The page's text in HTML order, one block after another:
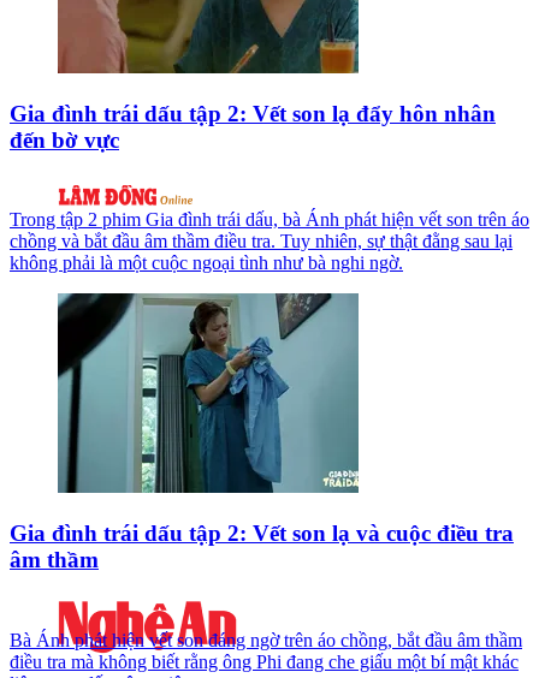
Gia đình trái dấu tập 2: Vết son lạ đẩy hôn nhân
đến bờ vực
Trong tập 2 phim Gia đình trái dấu, bà Ánh phát hiện vết son trên áo
chồng và bắt đầu âm thầm điều tra. Tuy nhiên, sự thật đằng sau lại
không phải là một cuộc ngoại tình như bà nghi ngờ.
Gia đình trái dấu tập 2: Vết son lạ và cuộc điều tra
âm thầm
Bà Ánh phát hiện vết son đáng ngờ trên áo chồng, bắt đầu âm thầm
điều tra mà không biết rằng ông Phi đang che giấu một bí mật khác